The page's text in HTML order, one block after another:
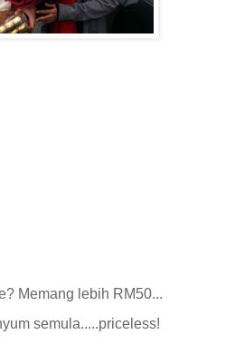
Memang lebih RM50...
semula.....priceless!